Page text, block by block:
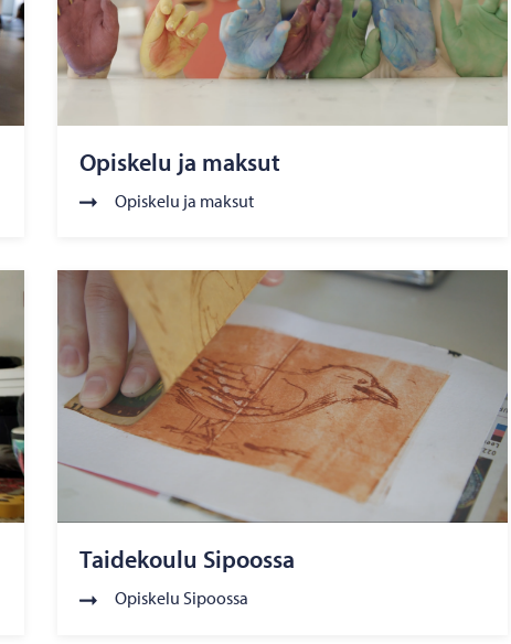
Opiskelu ja maksut
Opiskelu ja maksut
Taidekoulu Sipoossa
Opiskelu Sipoossa